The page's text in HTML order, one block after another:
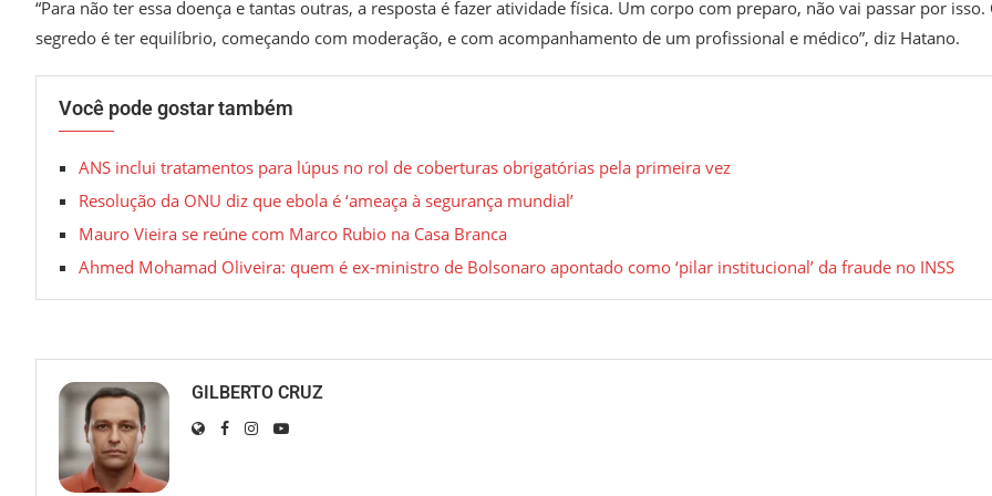
“Para não ter essa doença e tantas outras, a resposta é fazer atividade física. Um corpo com preparo, não vai passar por isso.
segredo é ter equilíbrio, começando com moderação, e com acompanhamento de um profissional e médico”, diz Hatano.
Você pode gostar também
ANS inclui tratamentos para lúpus no rol de coberturas obrigatórias pela primeira vez
Resolução da ONU diz que ebola é ‘ameaça à segurança mundial’
Mauro Vieira se reúne com Marco Rubio na Casa Branca
Ahmed Mohamad Oliveira: quem é ex-ministro de Bolsonaro apontado como ‘pilar institucional’ da fraude no INSS
GILBERTO CRUZ